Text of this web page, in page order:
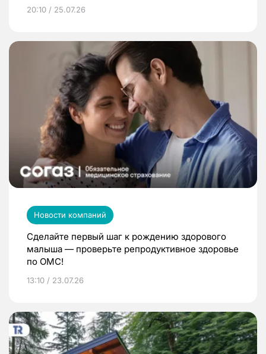
20:10 / 25.07.26
Новости компаний
Сделайте первый шаг к рождению здорового
малыша — проверьте репродуктивное здоровье
по ОМС!
13:10 / 23.07.26